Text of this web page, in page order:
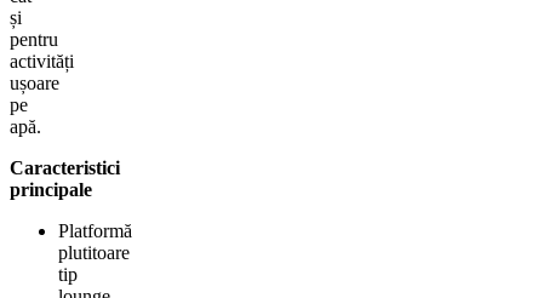
și
pentru
activități
ușoare
pe
apă.
Caracteristici
principale
Platformă
plutitoare
tip